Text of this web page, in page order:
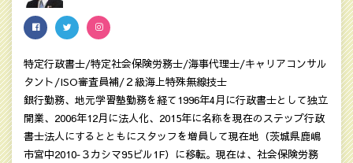
特定行政書士/特定社会保険労務士/海事代理士/キャリアコンサル
タント/ISO審査員補/２級海上特殊無線技士
銀行勤務、地元学習塾勤務を経て1996年4月に行政書士として独立
開業、2006年12月に法人化、2015年に名称を現在のステップ行政
書士法人にするとともにスタッフを増員して現在地（茨城県鹿嶋
市宮中2010‐３カシマ95ビル1F）に移転。現在は、社会保険労務